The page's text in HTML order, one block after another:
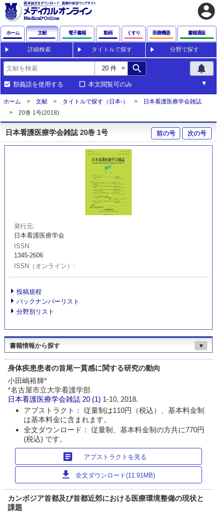
account_circle
ホーム 文献 電子書籍 動画 くすり 医療機器 書籍通販
詳細検索 タイトルで探す 分野で探す
search notifications
類義語を使用する 本文閲覧可のみ
ホーム 文献 タイトルで探す（日本-）
日本看護医療学会雑誌
20巻 1号(2018)
日本看護医療学会雑誌 20巻 1号 前の号 次の号
発行元
日本看護医療学会
ISSN
1345-2606
ISSN（オンライン）
投稿規程
バックナンバーリスト
分野別リスト
書籍情報から探す ▼
身体疾患患者の首尾一貫感に関する研究の動向
小田嶋裕輝*
*名古屋市立大学看護学部
日本看護医療学会雑誌 20 (1) 1-10, 2018.
アブストラクト： 従量制は110円（税込）、基本料金制
は基本料金に含まれます。
全文ダウンロード： 従量制、基本料金制の方共に770円
(税込) です。
article アブストラクトを見る
download 全文ダウンロード(11.91MB)
カンボジア首都及び首都近郊における医療環境整備の現状と
課題